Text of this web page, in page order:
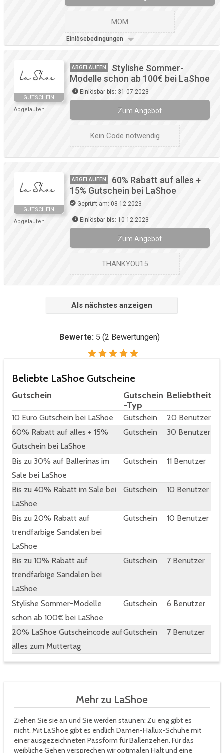
MOM
Einlösebedingungen
GUTSCHEIN
Abgelaufen
ABGELAUFEN
Stylishe Sommer-
Modelle schon ab 100€ bei LaShoe
Einlösbar bis: 31-07-2023
Zum Angebot
Kein Code notwendig
GUTSCHEIN
Abgelaufen
ABGELAUFEN
60% Rabatt auf alles +
15% Gutschein bei LaShoe
Geprüft am: 08-12-2023
Einlösbar bis: 10-12-2023
Zum Angebot
THANKYOU15
Als nächstes anzeigen
Bewerte: 5 (2 Bewertungen)
Beliebte LaShoe Gutscheine
Gutschein
Gutschein
-Typ
Beliebtheit
10 Euro Gutschein bei LaShoe Gutschein
20 Benutzer
60% Rabatt auf alles + 15%
Gutschein bei LaShoe
Gutschein 30 Benutzer
Bis zu 30% auf Ballerinas im
Sale bei LaShoe
Gutschein 11 Benutzer
Bis zu 40% Rabatt im Sale bei
LaShoe
Gutschein 10 Benutzer
Bis zu 20% Rabatt auf
trendfarbige Sandalen bei
LaShoe
Gutschein 10 Benutzer
Bis zu 10% Rabatt auf
trendfarbige Sandalen bei
LaShoe
Gutschein 7 Benutzer
Stylishe Sommer-Modelle
schon ab 100€ bei LaShoe
Gutschein 6 Benutzer
20% LaShoe Gutscheincode auf
alles zum Muttertag
Gutschein 7 Benutzer
Mehr zu LaShoe
Ziehen Sie sie an und Sie werden staunen: Zu eng gibt es
nicht. Mit LaShoe gibt es endlich Damen-Hallux-Schuhe mit
einer ausgezeichneten Passform für Ballenzehen. Für das
weibliche Gehen versprechen wir optimalen Halt und eine